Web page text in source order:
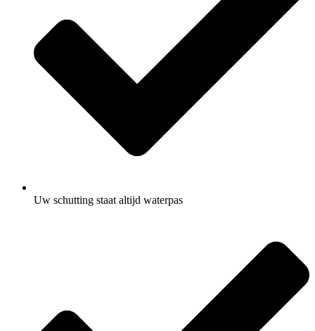
Uw schutting staat altijd waterpas